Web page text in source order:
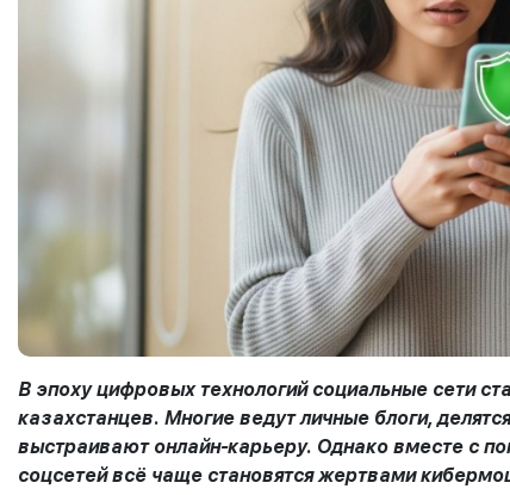
В эпоху цифровых технологий социальные сети
казахстанцев. Многие ведут личные блоги,
выстраивают онлайн-карьеру. Однако вместе с
соцсетей всё чаще становятся жертвами